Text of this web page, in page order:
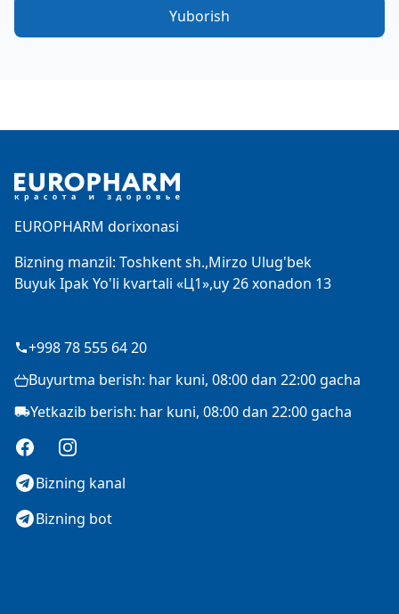
Yuborish
EUROPHARM dorixonasi
Bizning manzil: Toshkent sh.,Mirzo Ulug'bek
Buyuk Ipak Yo'li kvartali «Ц1»,uy 26 xonadon 13
+998 78 555 64 20
Buyurtma berish: har kuni, 08:00 dan 22:00 gacha
Yetkazib berish: har kuni, 08:00 dan 22:00 gacha
FacebookInstagram
Bizning kanal
Bizning bot